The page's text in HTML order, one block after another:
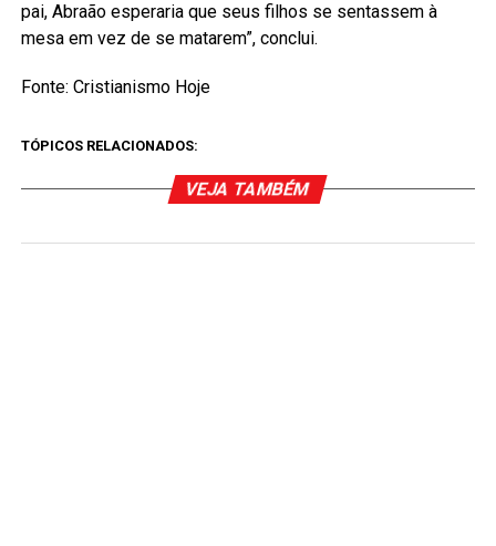
pai, Abraão esperaria que seus filhos se sentassem à
mesa em vez de se matarem”, conclui.
Fonte: Cristianismo Hoje
TÓPICOS RELACIONADOS:
VEJA TAMBÉM